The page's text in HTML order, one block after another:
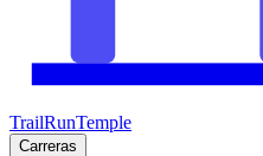
TrailRunTemple
Carreras